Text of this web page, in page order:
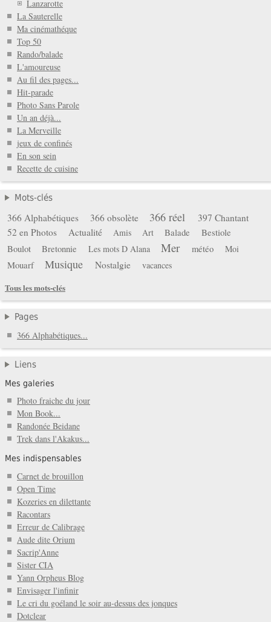
Lanzarotte
La Sauterelle
Ma cinémathéque
Top 50
Rando/balade
L'amoureuse
Au fil des pages...
Hit-parade
Photo Sans Parole
Un an déjà...
La Merveille
jeux de confinés
En son sein
Recette de cuisine
Mots-clés
366 Alphabétiques 366 obsolète 366 réel
397 Chantant
52 en Photos
Actualité Amis Art Balade
Bestiole
Boulot
Bretonnie Les mots D Alana Mer météo Moi
Mouarf Musique Nostalgie
vacances
Tous les mots-clés
Pages
366 Alphabétiques...
Liens
Mes galeries
Photo fraiche du jour
Mon Book...
Randonée Beidane
Trek dans l'Akakus...
Mes indispensables
Carnet de brouillon
Open Time
Kozeries en dilettante
Racontars
Erreur de Calibrage
Aude dite Orium
Sacrip'Anne
Sister CIA
Yann Orpheus Blog
Envisager l'infinir
Le cri du goéland le soir au-dessus des jonques
Dotclear